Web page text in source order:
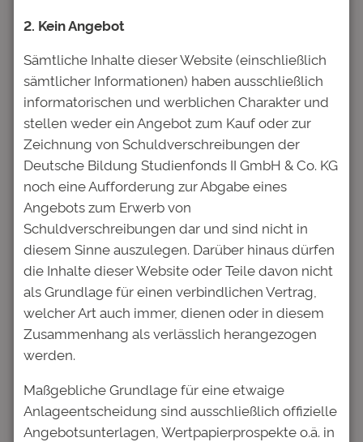
Der Emissionserlös soll genutzt werden, um
in weitere Fördervereinbarungen für
Studierende (inhaltlich und finanziell) zu
investieren.
Sprache
: Deutsch
Unternehmen: Deutsche Bildung
Studienfonds II GmbH & Co. KG
Südliche Münchner Straße 8a
82031 Grünwald/München
Telefon
: +49 (89) 649 46 235
: +49 (69) 920 39 45 10
Internet
: www.deutsche-bildung-
studienfonds-2.de
ISIN
: DE000A2E4PH3
: A2E4PH
Börsen
: Freiverkehr Frankfurter
adhoc Anleihe Emission
2. Kein Angebot
Sämtliche Inhalte dieser Website (einschließlich
sämtlicher Informationen) haben ausschließlich
informatorischen und werblichen Charakter und
stellen weder ein Angebot zum Kauf oder zur
Zeichnung von Schuldverschreibungen der
Deutsche Bildung Studienfonds II GmbH & Co. KG
noch eine Aufforderung zur Abgabe eines
Angebots zum Erwerb von
Schuldverschreibungen dar und sind nicht in
diesem Sinne auszulegen. Darüber hinaus dürfen
die Inhalte dieser Website oder Teile davon nicht
als Grundlage für einen verbindlichen Vertrag,
welcher Art auch immer, dienen oder in diesem
Zusammenhang als verlässlich herangezogen
werden.
Maßgebliche Grundlage für eine etwaige
Anlageentscheidung sind ausschließlich offizielle
Angebotsunterlagen, Wertpapierprospekte o.ä. in